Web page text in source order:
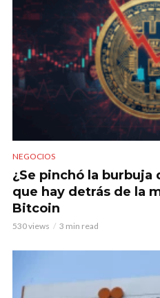
NEGOCIOS
¿Se pinchó la burbuja
que hay detrás de la
Bitcoin
530 views 3 min read